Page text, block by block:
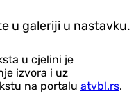
u galeriji u nastavku.
u cjelini je
izvora i uz
na portalu atvbl.rs.